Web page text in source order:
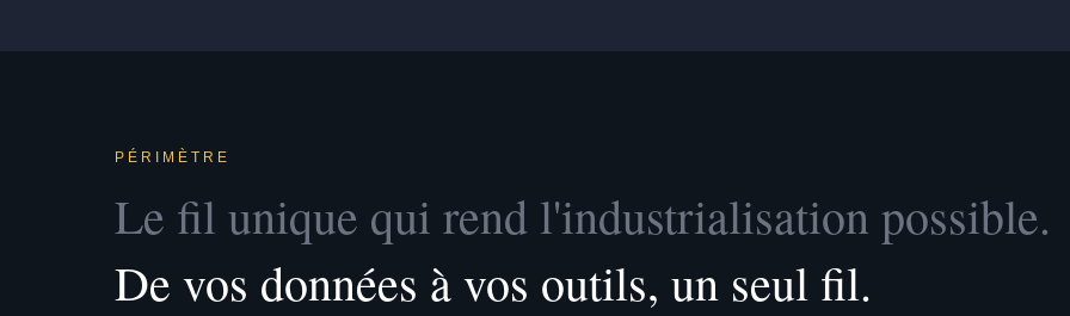
PÉRIMÈTRE
Le fil unique qui rend l'industrialisation possible.
De vos données à vos outils, un seul fil.